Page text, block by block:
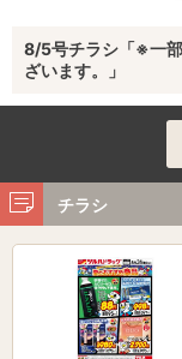
8/5号チラシ「※一
ざいます。」
チラシ